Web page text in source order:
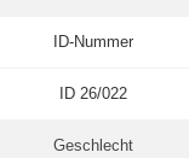
ID-Nummer
ID 26/022
Geschlecht